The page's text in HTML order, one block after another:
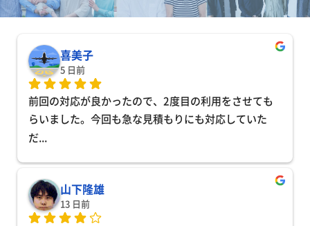
喜美子
5 日前
前回の対応が良かったので、2度目の利用をさせても
らいました。今回も急な見積もりにも対応していた
だ...
山下隆雄
13 日前